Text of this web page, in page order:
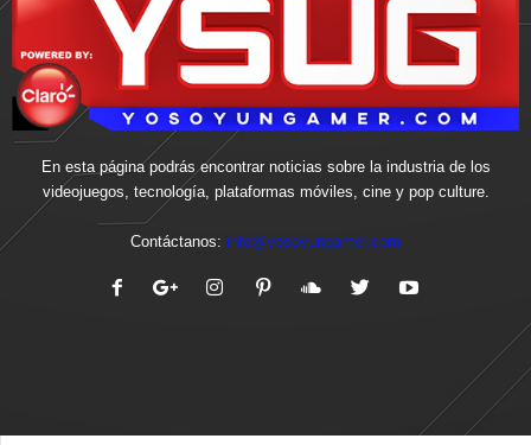
En esta página podrás encontrar noticias sobre la industria de los
videojuegos, tecnología, plataformas móviles, cine y pop culture.
Contáctanos: info@yosoyungamer.com